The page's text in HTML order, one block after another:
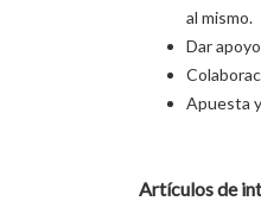
al mismo.
Dar
Apuesta
Artículos de